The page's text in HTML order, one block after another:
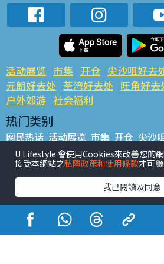
活动展览 市集 开仓 尖沙咀好去
元朗好去处 荃湾好去处 旺角好去
户外郊游 社会福利
热门类别
网民热话 活动展览 市集 开仓 尖沙
铜锣湾好去处 元朗好去处 荃湾好去
餐厅情报 户外郊游
热门标签
#UGO揾好去处 #人气活动推介 #美
#亲子玩乐好去处
#ULifestyle应用程
#UJetso礼物放送
#ULifestyle商户中
U Lifestyle 會使用Cookies來改善您的
接受本網站之私隱政策和使用條款才可繼
我已閱讀及同意